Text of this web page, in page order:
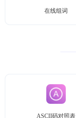
在线组词
ASCII码对照表